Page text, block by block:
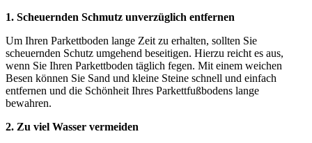
1. Scheuernden Schmutz unverzüglich entfernen
Um Ihren Parkettboden lange Zeit zu erhalten, sollten Sie
scheuernden Schutz umgehend beseitigen. Hierzu reicht es aus,
wenn Sie Ihren Parkettboden täglich fegen. Mit einem weichen
Besen können Sie Sand und kleine Steine schnell und einfach
entfernen und die Schönheit Ihres Parkettfußbodens lange
bewahren.
2. Zu viel Wasser vermeiden